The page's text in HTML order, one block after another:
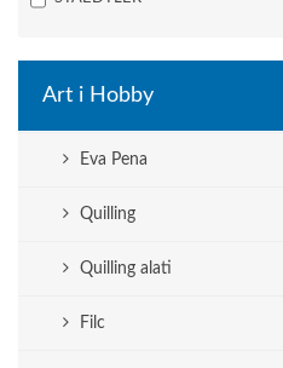
Art i Hobby
Eva Pena
Quilling
Quilling alati
Filc